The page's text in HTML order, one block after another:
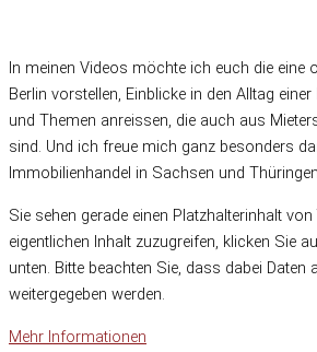
In meinen Videos möchte ich euch die eine
Berlin vorstellen, Einblicke in den Alltag
und Themen anreissen, die auch aus
sind. Und ich freue mich ganz besonders
Immobilienhandel in Sachsen und
Sie sehen gerade einen Platzhalterinhalt von
eigentlichen Inhalt zuzugreifen, klicken Sie
unten. Bitte beachten Sie, dass dabei Daten
weitergegeben werden.
Mehr Informationen